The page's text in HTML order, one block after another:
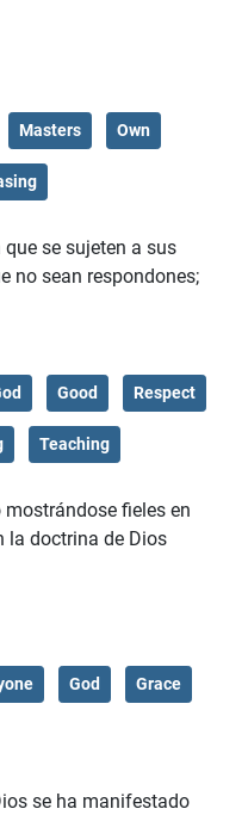
Masters Own
se sujeten a sus
no sean respondones;
Good Respect
Teaching
fieles en
la doctrina de Dios
God Grace
se ha manifestado